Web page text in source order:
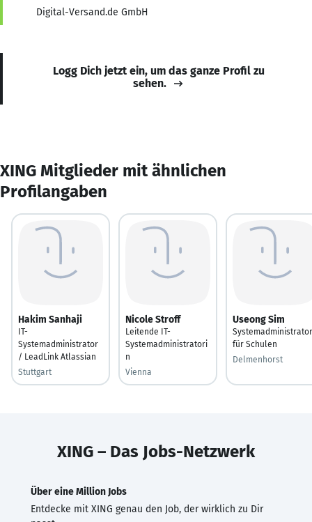
Digital-Versand.de GmbH
Logg Dich jetzt ein, um das ganze Profil zu
sehen.
XING Mitglieder mit ähnlichen
Profilangaben
Hakim Sanhaji
IT-
Systemadministrator
/ LeadLink Atlassian
Stuttgart
Nicole Stroff
Leitende IT-
Systemadministratori
n
Vienna
Useong Sim
Systemadministrator
für Schulen
Delmenhorst
XING – Das Jobs-Netzwerk
Über eine Million Jobs
Entdecke mit XING genau den Job, der wirklich zu Dir